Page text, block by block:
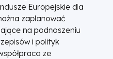
Europejskie dla
zaplanować
na podnoszeniu
i polityk
ze